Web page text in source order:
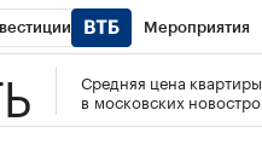
Мероприятия
управления РБК РБК
Средняя цена квартиры
в московских